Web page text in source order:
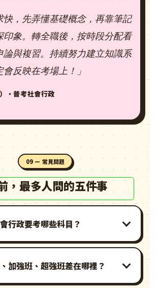
快，先弄懂基礎概念，再靠筆記
印象。轉全職後，按時段分配看
論與複習。持續努力建立知識系
反映在考場上！」
・普考社會行政
09 — 常見問題
，最多人問的五件事
行政要考哪些科目？
加強班、超強班差在哪裡？